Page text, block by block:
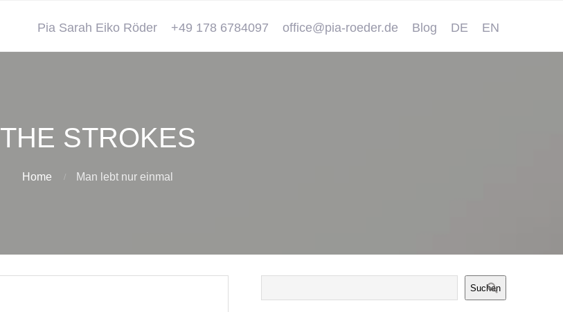
Pia Sarah Eiko Röder +49 178 6784097 office@pia-roeder.de Blog DE EN
THE STROKES
Home Man lebt nur einmal
Suchen